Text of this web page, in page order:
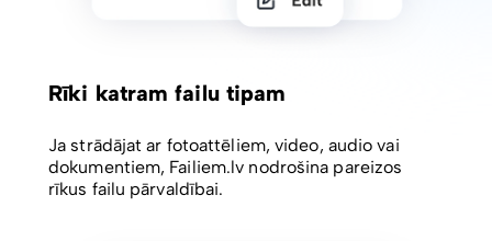
Rīki katram failu tipam
Ja strādājat ar fotoattēliem, video, audio vai
dokumentiem, Failiem.lv nodrošina pareizos
rīkus failu pārvaldībai.